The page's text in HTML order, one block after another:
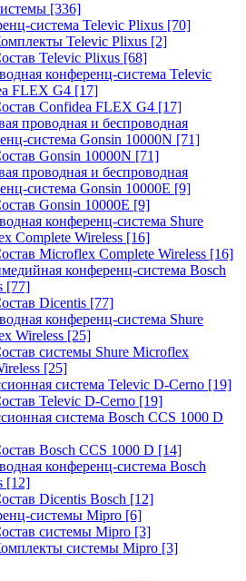
[336]
система Televic Plixus [70]
Televic Plixus [2]
Televic Plixus [68]
конференц-система Televic
FLEX G4 [17]
Confidea FLEX G4 [17]
проводная и беспроводная
система Gonsin 10000N [71]
Gonsin 10000N [71]
проводная и беспроводная
система Gonsin 10000E [9]
Gonsin 10000E [9]
конференц-система Shure
Complete Wireless [16]
Microflex Complete Wireless [16]
конференц-система Bosch
[77]
Dicentis [77]
конференц-система Shure
Wireless [25]
системы Shure Microflex
[25]
система Televic D-Cerno [19]
Televic D-Cerno [19]
система Bosch CCS 1000 D
Bosch CCS 1000 D [14]
конференц-система Bosch
[12]
Dicentis Bosch [12]
системы Mipro [6]
системы Mipro [3]
системы Mipro [3]